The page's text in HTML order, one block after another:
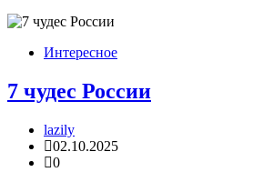
Интересное
7 чудес России
lazily
02.10.2025
0